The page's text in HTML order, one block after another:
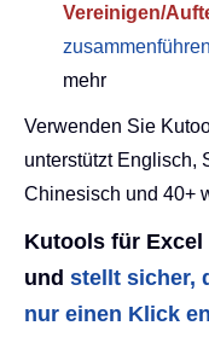
Vereinigen/
zusammenführen
mehr
Verwenden Sie
unterstützt Englisch,
Chinesisch und 40+
Kutools für Excel
und stellt sicher,
nur einen Klick